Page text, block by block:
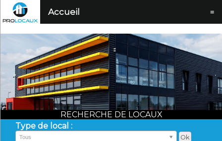
Accueil ≡
RECHERCHE DE LOCAUX
Type de local :
Tous